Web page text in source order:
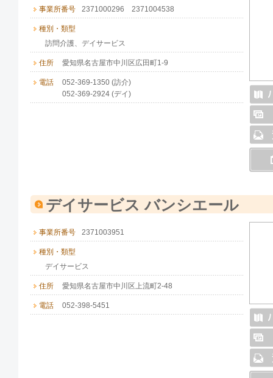
事業所番号 2371000296 2371004538
種別・類型
訪問介護、デイサービス
住所 愛知県名古屋市中川区広田町1-9
電話
052-369-1350 (訪介)
052-369-2924 (デイ)
デイサービス バンシエール
事業所番号 2371003951
種別・類型
デイサービス
住所 愛知県名古屋市中川区上流町2-48
電話 052-398-5451